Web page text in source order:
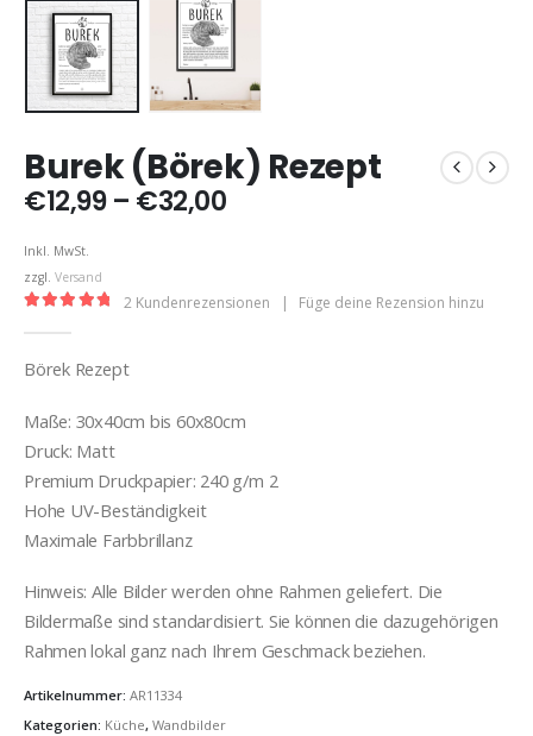
Burek (Börek) Rezept
€12,99 – €32,00Preisspanne:
Inkl. MwSt.
zzgl. Versand
2 Kundenrezensionen | Füge deine Rezension hinzu
Börek Rezept
Maße: 30x40cm bis 60x80cm
Druck: Matt
Premium Druckpapier: 240 g/m 2
Hohe UV-Beständigkeit
Maximale Farbbrillanz
Hinweis: Alle Bilder werden ohne Rahmen geliefert. Die
Bildermaße sind standardisiert. Sie können die dazugehörigen
Rahmen lokal ganz nach Ihrem Geschmack beziehen.
Artikelnummer: AR11334
Kategorien: Küche, Wandbilder